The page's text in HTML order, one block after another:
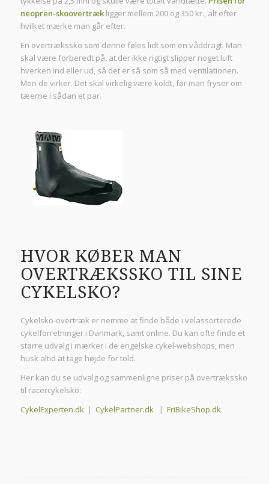
neopren-skoovertrækligger mellem 200 og 350 kr., alt efter
hvilket mærke man går efter.
En overtrækssko som denne føles lidt som en våddragt. Man
skal være forberedt på, at der ikke rigtigt slipper noget luft
hverken ind eller ud, så det er så som så med ventilationen.
Men de virker. Det skal virkelig være koldt, før man fryser om
tæerne i sådan et par.
HVOR KØBER MAN
OVERTRÆKSSKO TIL SINE
CYKELSKO?
Cykelsko-overtræk er nemme at finde både i velassorterede
cykelforretninger i Danmark, samt online. Du kan ofte finde et
større udvalg i mærker i de engelske cykel-webshops, men
husk altid at tage højde for told.
Her kan du se udvalg og sammenligne priser på overtrækssko
til racercykelsko:
CykelExperten.dk| CykelPartner.dk | FriBikeShop.dk